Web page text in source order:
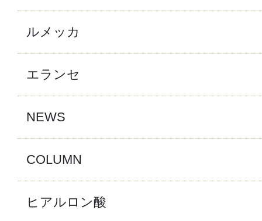
ルメッカ
エランセ
NEWS
COLUMN
ヒアルロン酸